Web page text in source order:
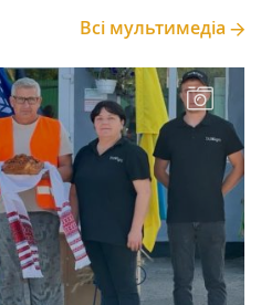
Всі мультимедіа